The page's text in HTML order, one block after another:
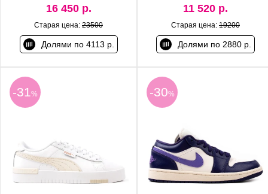
16 450 р.
Старая цена: 23500
Долями по 4113 р.
11 520 р.
Старая цена: 19200
Долями по 2880 р.
-31% -30%